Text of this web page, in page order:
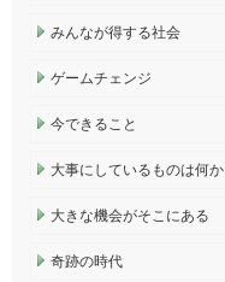
みんなが得する社会
ゲームチェンジ
今できること
大事にしているものは何か
大きな機会がそこにある
奇跡の時代